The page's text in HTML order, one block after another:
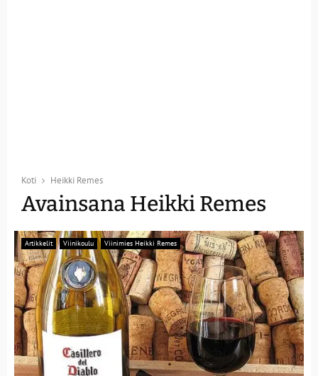
Koti Heikki Remes
Avainsana Heikki Remes
Artikkelit Viinikoulu Viinimies Heikki Remes